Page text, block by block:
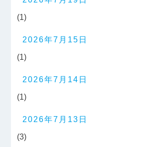
(1)
2026年7月15日
(1)
2026年7月14日
(1)
2026年7月13日
(3)